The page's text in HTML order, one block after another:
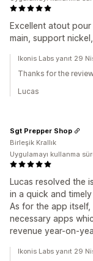
Excellent atout
main, support
Ikonis Labs yanıt 29
Thanks for the
Lucas
Lucas resolved the
in a quick and
As for the app
necessary apps
revenue year-on-
Sgt Prepper Shop
Birleşik Krallık
Uygulamayı kullanma
Ikonis Labs yanıt 29